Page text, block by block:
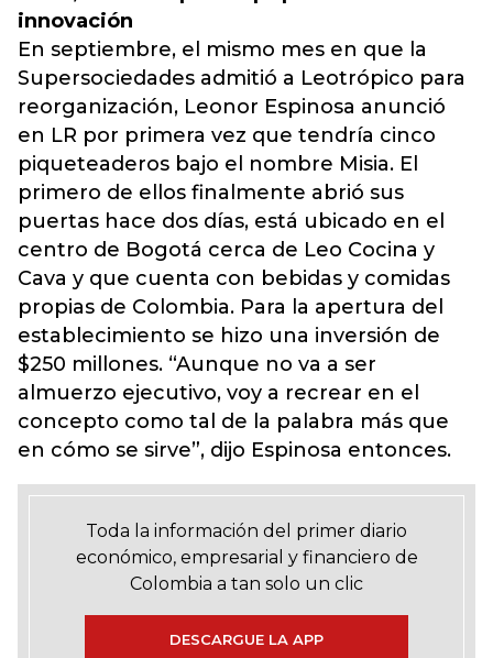
innovación
En septiembre, el mismo mes en que la
Supersociedades admitió a Leotrópico para
reorganización, Leonor Espinosa anunció
en LR por primera vez que tendría cinco
piqueteaderos bajo el nombre Misia. El
primero de ellos finalmente abrió sus
puertas hace dos días, está ubicado en el
centro de Bogotá cerca de Leo Cocina y
Cava y que cuenta con bebidas y comidas
propias de Colombia. Para la apertura del
establecimiento se hizo una inversión de
$250 millones. “Aunque no va a ser
almuerzo ejecutivo, voy a recrear en el
concepto como tal de la palabra más que
en cómo se sirve”, dijo Espinosa entonces.
Toda la información del primer diario
económico, empresarial y financiero de
Colombia a tan solo un clic
DESCARGUE LA APP